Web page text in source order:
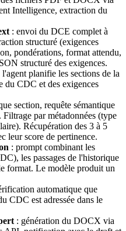
Intelligence, extraction du
: envoi du DCE complet à
structuré (exigences
pondérations, format attendu,
structuré des exigences.
l'agent planifie les sections de la
du CDC et des exigences
section, requête sémantique
par métadonnées (type
Récupération des 3 à 5
leur score de pertinence.
: prompt combinant les
les passages de l'historique
format. Le modèle produit un
automatique que
CDC est adressée dans le
: génération du DOCX via